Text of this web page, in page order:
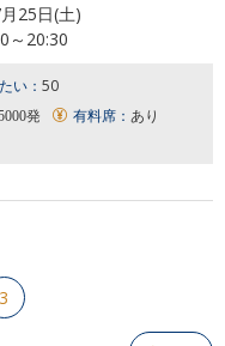
25日(土)
～20:30
い： 50
発 有料席： あり
3